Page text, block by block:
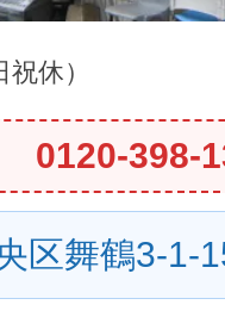
祝休）
0120-398-
区舞鶴3-1-